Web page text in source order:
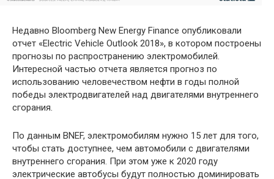
Недавно Bloomberg New Energy Finance опубликовали
отчет «Electric Vehicle Outlook 2018», в котором построены
прогнозы по распространению электромобилей.
Интересной частью отчета является прогноз по
использованию человечеством нефти в годы полной
победы электродвигателей над двигателями внутреннего
сгорания.
По данным BNEF, электромобилям нужно 15 лет для того,
чтобы стать доступнее, чем автомобили с двигателями
внутреннего сгорания. При этом уже к 2020 году
электрические автобусы будут полностью доминировать